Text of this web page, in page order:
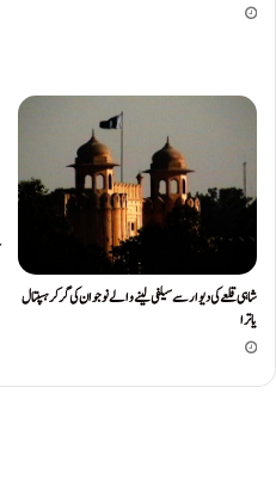
شاہی قلعےکی دیوارسےسیلفی لینےوالے نوجوان کی گرکرہسپتال
یاترا